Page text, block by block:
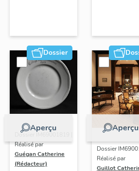
Dossier
Aperçu
Dossier IM69001819 |
Réalisé par
Guégan Catherine
(Rédacteur)
Aperçu
Dossier
Réalisé par
Guillot